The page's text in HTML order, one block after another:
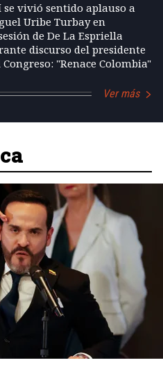
se vivió sentido aplauso a
Uribe Turbay en
de De La Espriella
discurso del presidente
Congreso: "Renace Colombia"
Ver más